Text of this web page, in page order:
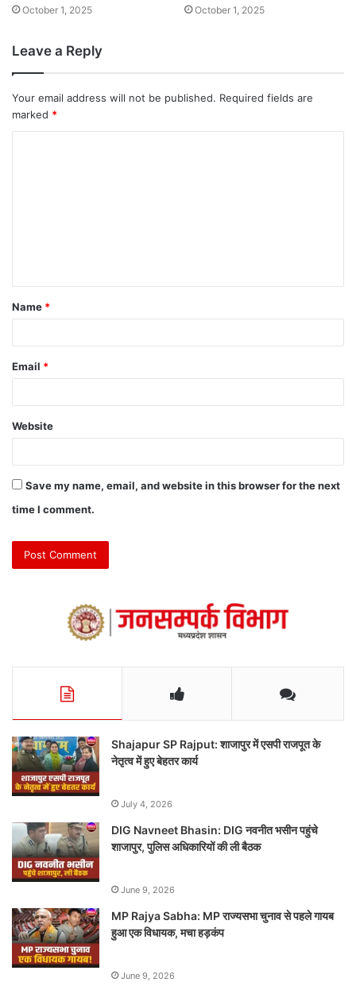
October 1, 2025 October 1, 2025
Leave a Reply
Your email address will not be published. Required fields are
marked *
Name *
Email *
Website
Save my name, email, and website in this browser for the next
time I comment.
Shajapur SP Rajput: शाजापुर में एसपी राजपूत के
नेतृत्व में हुए बेहतर कार्य
July 4, 2026
DIG Navneet Bhasin: DIG नवनीत भसीन पहुंचे
शाजापुर, पुलिस अधिकारियों की ली बैठक
June 9, 2026
MP Rajya Sabha: MP राज्यसभा चुनाव से पहले गायब
हुआ एक विधायक, मचा हड़कंप
June 9, 2026